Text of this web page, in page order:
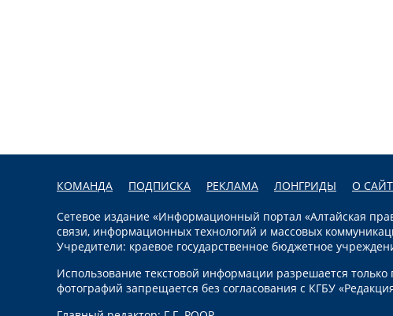
КОМАНДА ПОДПИСКА РЕКЛАМА ЛОНГРИДЫ О
Сетевое издание «Информационный портал «Алтайская
связи, информационных технологий и массовых
Учредители: краевое государственное бюджетное
Использование текстовой информации разрешается
фотографий запрещается без согласования с КГБУ